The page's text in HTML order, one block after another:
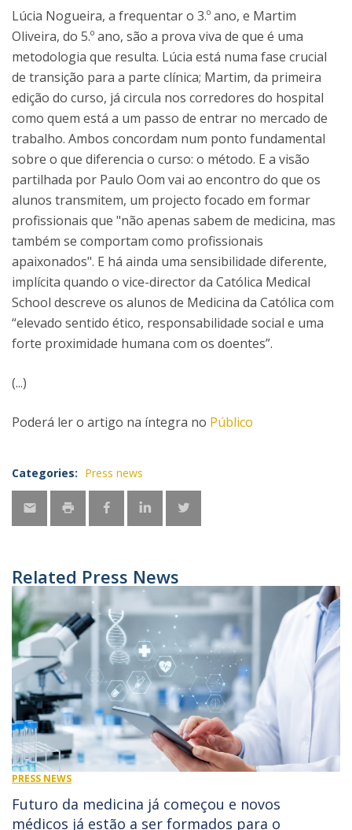
Lúcia Nogueira, a frequentar o 3.º ano, e Martim
Oliveira, do 5.º ano, são a prova viva de que é uma
metodologia que resulta. Lúcia está numa fase crucial
de transição para a parte clínica; Martim, da primeira
edição do curso, já circula nos corredores do hospital
como quem está a um passo de entrar no mercado de
trabalho. Ambos concordam num ponto fundamental
sobre o que diferencia o curso: o método. E a visão
partilhada por Paulo Oom vai ao encontro do que os
alunos transmitem, um projecto focado em formar
profissionais que "não apenas sabem de medicina, mas
também se comportam como profissionais
apaixonados". E há ainda uma sensibilidade diferente,
implícita quando o vice-director da Católica Medical
School descreve os alunos de Medicina da Católica com
“elevado sentido ético, responsabilidade social e uma
forte proximidade humana com os doentes”.
(...)
Poderá ler o artigo na íntegra no Público
Categories: Press news
Related Press News
PRESS NEWS
Futuro da medicina já começou e novos
médicos já estão a ser formados para o